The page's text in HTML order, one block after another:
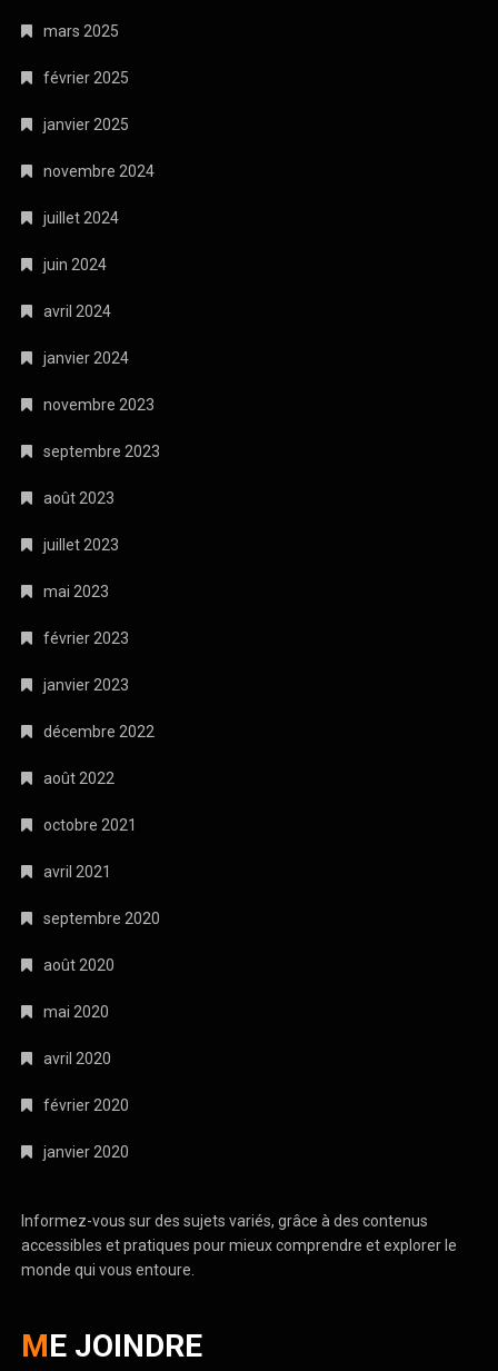
mars 2025
février 2025
janvier 2025
novembre 2024
juillet 2024
juin 2024
avril 2024
janvier 2024
novembre 2023
septembre 2023
août 2023
juillet 2023
mai 2023
février 2023
janvier 2023
décembre 2022
août 2022
octobre 2021
avril 2021
septembre 2020
août 2020
mai 2020
avril 2020
février 2020
janvier 2020
Informez-vous surdes sujets variés, grâce à descontenus
accessibles et pratiques pour mieux comprendre etexplorer le
monde qui vous entoure.
ME JOINDRE